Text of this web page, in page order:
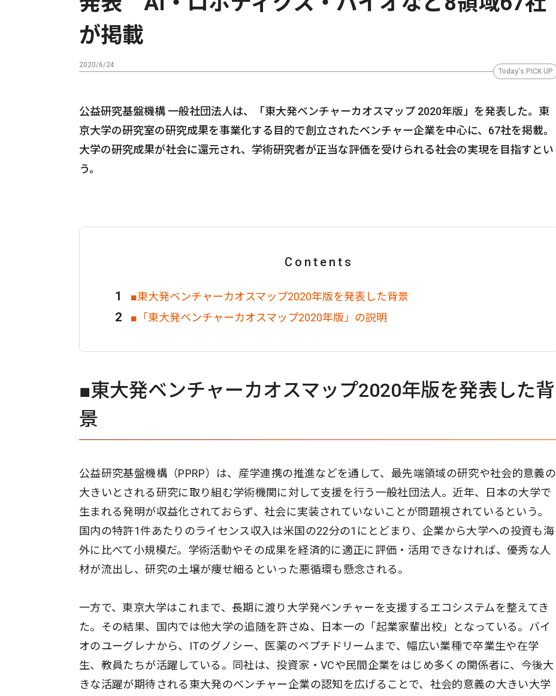
が掲載
2020/6/24
Today's PICK UP
公益研究基盤機構 一般社団法人は、「東大発ベンチャーカオスマップ 2020年版」を発表した。東
京大学の研究室の研究成果を事業化する目的で創立されたベンチャー企業を中心に、67社を掲載。
大学の研究成果が社会に還元され、学術研究者が正当な評価を受けられる社会の実現を目指すとい
う。
Contents
■東大発ベンチャーカオスマップ2020年版を発表した背景
■「東大発ベンチャーカオスマップ2020年版」の説明
■東大発ベンチャーカオスマップ2020年版を発表した背
景
公益研究基盤機構（PPRP）は、産学連携の推進などを通して、最先端領域の研究や社会的意義の
大きいとされる研究に取り組む学術機関に対して支援を行う一般社団法人。近年、日本の大学で
生まれる発明が収益化されておらず、社会に実装されていないことが問題視されているという。
国内の特許1件あたりのライセンス収入は米国の22分の1にとどまり、企業から大学への投資も海
外に比べて小規模だ。学術活動やその成果を経済的に適正に評価・活用できなければ、優秀な人
材が流出し、研究の土壌が痩せ細るといった悪循環も懸念される。
一方で、東京大学はこれまで、長期に渡り大学発ベンチャーを支援するエコシステムを整えてき
た。その結果、国内では他大学の追随を許さぬ、日本一の「起業家輩出校」となっている。バイ
オのユーグレナから、ITのグノシー、医薬のペプチドリームまで、幅広い業種で卒業生や在学
生、教員たちが活躍している。同社は、投資家・VCや民間企業をはじめ多くの関係者に、今後大
きな活躍が期待される東大発のベンチャー企業の認知を広げることで、社会的意義の大きい大学